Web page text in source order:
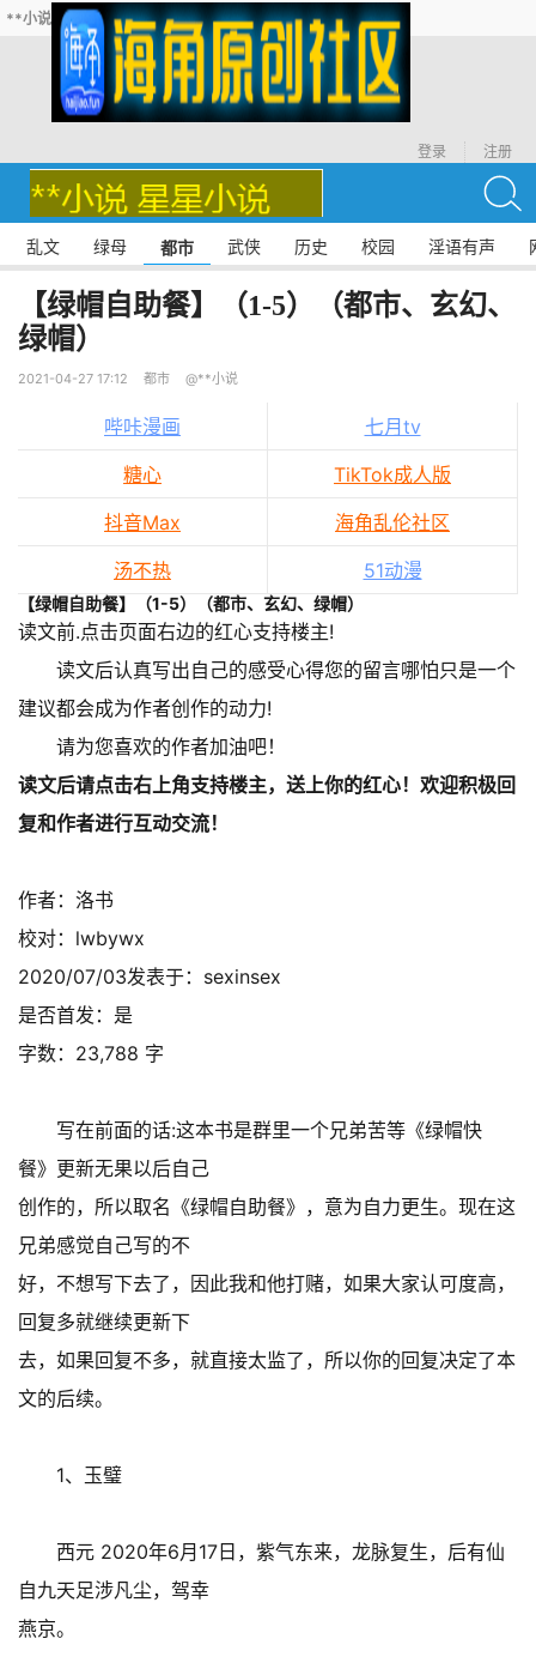
**小说
登录 注册
乱文 绿母 都市 武侠 历史 校园 淫语有声
【绿帽自助餐】（1-5）（都市、玄幻、
绿帽）
2021-04-27 17:12 都市 @**小说
哔咔漫画
七月tv
糖心
TikTok成人版
抖音Max
海角乱伦社区
汤不热
51动漫
【绿帽自助餐】（1-5）（都市、玄幻、绿帽）
读文前.点击页面右边的红心支持楼主!
读文后认真写出自己的感受心得您的留言哪怕只是一个
建议都会成为作者创作的动力!
请为您喜欢的作者加油吧！
读文后请点击右上角支持楼主，送上你的红心！欢迎积极回
复和作者进行互动交流！
作者：洛书
校对：lwbywx
2020/07/03发表于：sexinsex
是否首发：是
字数：23,788 字
写在前面的话:这本书是群里一个兄弟苦等《绿帽快
餐》更新无果以后自己
创作的，所以取名《绿帽自助餐》，意为自力更生。现在这
兄弟感觉自己写的不
好，不想写下去了，因此我和他打赌，如果大家认可度高，
回复多就继续更新下
去，如果回复不多，就直接太监了，所以你的回复决定了本
文的后续。
1、玉璧
西元 2020年6月17日，紫气东来，龙脉复生，后有仙
自九天足涉凡尘，驾幸
燕京。